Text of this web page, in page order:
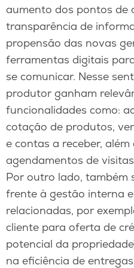
aumento dos pontos de
transparência de
propensão das novas
ferramentas digitais
se comunicar. Nesse
produtor ganham
funcionalidades como:
cotação de produtos,
e contas a receber,
agendamentos de
Por outro lado, também
frente à gestão interna
relacionadas, por
cliente para oferta de
potencial da
na eficiência de